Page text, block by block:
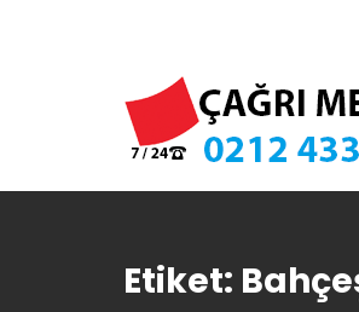
Etiket: